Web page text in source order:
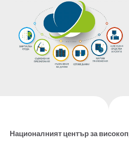
Националният център за